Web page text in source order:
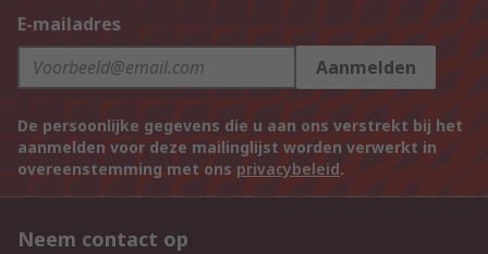
E-mailadres
Aanmelden
De persoonlijke gegevens die u aan ons verstrekt bij het
aanmelden voor deze mailinglijst worden verwerkt in
overeenstemming met ons privacybeleid.
Neem contact op